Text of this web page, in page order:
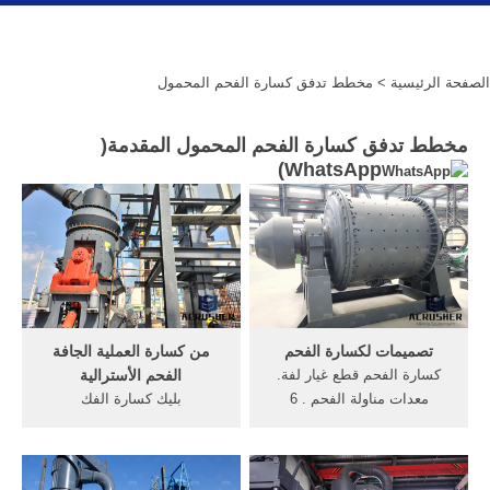
الصفحة الرئيسية > مخطط تدفق كسارة الفحم المحمول
مخطط تدفق كسارة الفحم المحمول المقدمة(
WhatsApp
)
من كسارة العملية الجافة
الفحم الأسترالية
بليك كسارة الفك
كسارة الفك. أكثر من 10 نوعا
تصميمات لكسارة الفحم
كسارة الفحم قطع غيار لفة.
معدات مناولة الفحم . 6
والرأسي مطحنة تصنيع قطع